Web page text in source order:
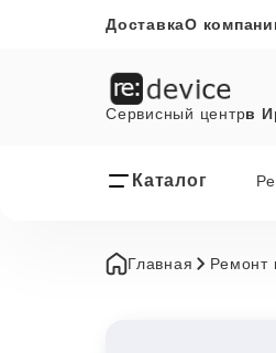
ДоставкаО
Сервисный центрв
Каталог
Главная Ремонт